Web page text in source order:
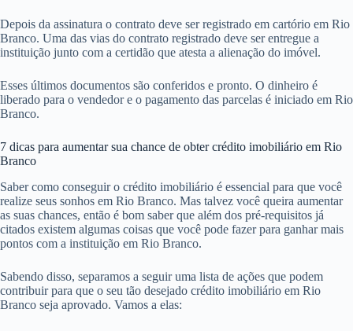
Depois da assinatura o contrato deve ser registrado em cartório em Rio
Branco. Uma das vias do contrato registrado deve ser entregue a
instituição junto com a certidão que atesta a alienação do imóvel.
Esses últimos documentos são conferidos e pronto. O dinheiro é
liberado para o vendedor e o pagamento das parcelas é iniciado em Rio
Branco.
7 dicas para aumentar sua chance de obter crédito imobiliário em Rio
Branco
Saber como conseguir o crédito imobiliário é essencial para que você
realize seus sonhos em Rio Branco. Mas talvez você queira aumentar
as suas chances, então é bom saber que além dos pré-requisitos já
citados existem algumas coisas que você pode fazer para ganhar mais
pontos com a instituição em Rio Branco.
Sabendo disso, separamos a seguir uma lista de ações que podem
contribuir para que o seu tão desejado crédito imobiliário em Rio
Branco seja aprovado. Vamos a elas: